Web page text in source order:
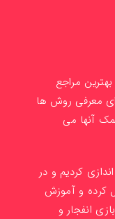
مراجع
معرفی روش ها
آنها می
سایت را در سال 1398 راه اندازی کردیم و در
کرده و آموزش
انفجار و